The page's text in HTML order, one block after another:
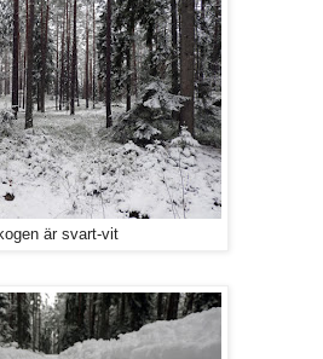
är svart-vit